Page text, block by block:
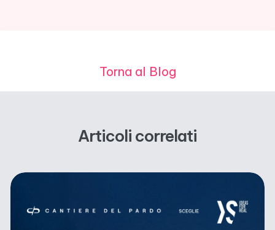
Torna al Blog
Articoli correlati